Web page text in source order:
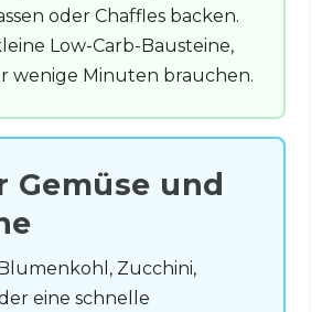
oder Chaffles backen.
Low-Carb-Bausteine,
wenige Minuten brauchen.
Gemüse und
Zucchini,
eine schnelle